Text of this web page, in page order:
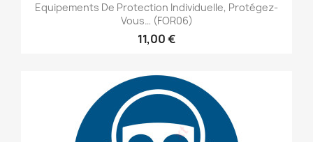
Equipements De Protection Individuelle, Protégez-
Vous… (FOR06)
11,00 €